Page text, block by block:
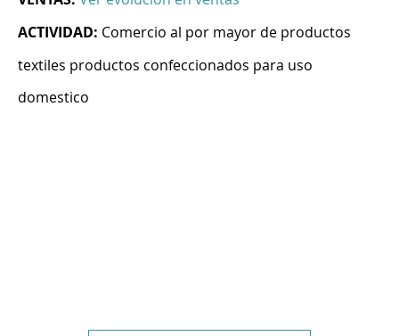
ACTIVIDAD: Comercio al por mayor de productos
textiles productos confeccionados para uso
domestico